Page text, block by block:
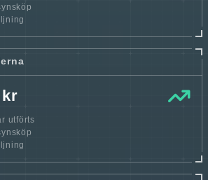
kr
utförts